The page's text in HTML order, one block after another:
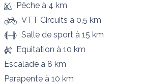
Pêche à 4 km
VTT Circuits à 0,5 km
Salle de sport à 15 km
Equitation à 10 km
Escalade à 8 km
Parapente à 10 km